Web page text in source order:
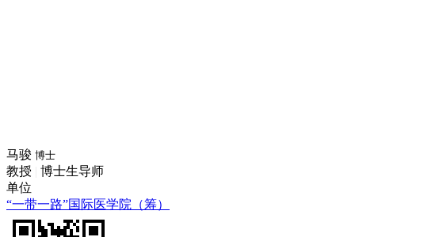
马骏 博士
教授
博士生导师
单位
“一带一路”国际医学院（筹）